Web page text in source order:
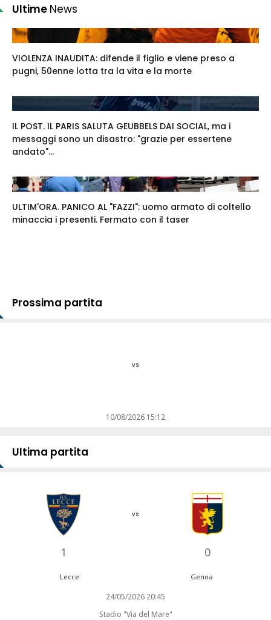
Ultime News
VIOLENZA INAUDITA: difende il figlio e viene preso a
pugni, 50enne lotta tra la vita e la morte
IL POST. IL PARIS SALUTA GEUBBELS DAI SOCIAL, ma i
messaggi sono un disastro: "grazie per essertene
andato"...
ULTIM'ORA. PANICO AL "FAZZI": uomo armato di coltello
minaccia i presenti. Fermato con il taser
Prossima partita
vs
10/08/2026 15:12
Ultima partita
1
vs
0
Lecce Genoa
24/05/2026 20:45
Stadio "Via del Mare"